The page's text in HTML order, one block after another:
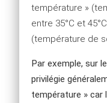
température »
entre 35°C et
(température de
Par exemple, sur
privilégie
température » car